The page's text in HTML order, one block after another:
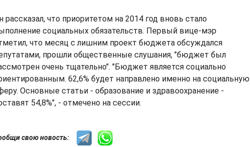
рассказал, что приоритетом на 2014 год вновь стало
социальных обязательств. Первый вице-мэр
что месяц с лишним проект бюджета обсуждался
прошли общественные слушания, "бюджет был
очень тщательно". "Бюджет является социально
62,6% будет направлено именно на социальную
Основные статьи - образование и здравоохранение -
54,8%", - отмечено на сессии.
свою новость: